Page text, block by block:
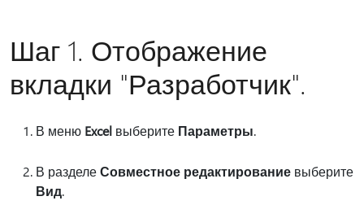
Шаг 1. Отображение
вкладки "Разработчик".
В меню Excel выберите Параметры.
В разделеСовместное редактирование выберите
Вид.